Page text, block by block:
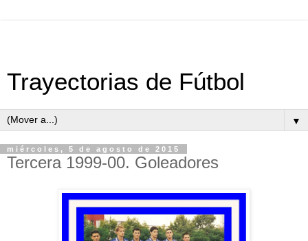
Trayectorias de Fútbol
▼
miércoles, 5 de agosto de 2015
Tercera 1999-00. Goleadores